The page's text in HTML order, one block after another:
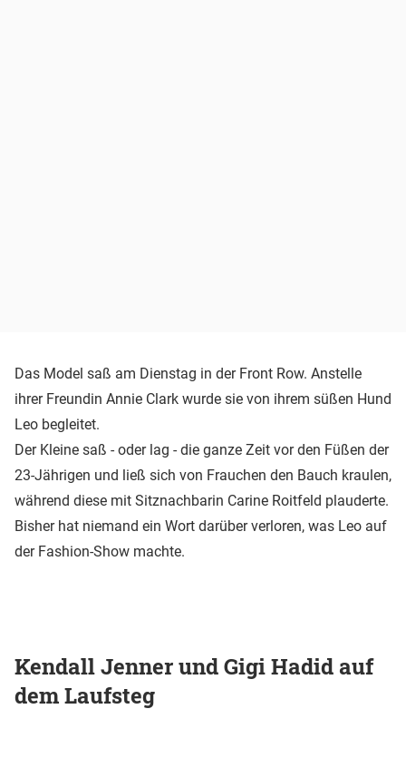
Das Model saß am Dienstag in der Front Row. Anstelle
ihrer Freundin Annie Clark wurde sie von ihrem süßen Hund
Leo begleitet.
Der Kleine saß - oder lag - die ganze Zeit vor den Füßen der
23-Jährigen und ließ sich von Frauchen den Bauch kraulen,
während diese mit Sitznachbarin Carine Roitfeld plauderte.
Bisher hat niemand ein Wort darüber verloren, was Leo auf
der Fashion-Show machte.
Kendall Jenner und Gigi Hadid auf
dem Laufsteg